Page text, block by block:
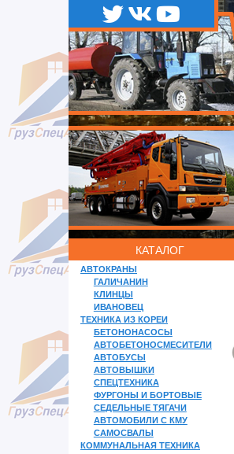
КАТАЛОГ
АВТОКРАНЫ
ГАЛИЧАНИН
КЛИНЦЫ
ИВАНОВЕЦ
ТЕХНИКА ИЗ КОРЕИ
БЕТОНОНАСОСЫ
АВТОБЕТОНОСМЕСИТЕЛИ
АВТОБУСЫ
АВТОВЫШКИ
СПЕЦТЕХНИКА
ФУРГОНЫ И БОРТОВЫЕ
СЕДЕЛЬНЫЕ ТЯГАЧИ
АВТОМОБИЛИ С КМУ
САМОСВАЛЫ
КОММУНАЛЬНАЯ ТЕХНИКА